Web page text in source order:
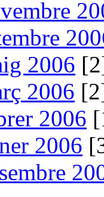
2006
2006
2006
2006